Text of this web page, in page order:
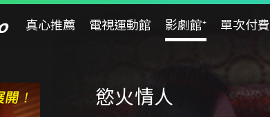
真心推薦 電視運動館 影劇館⁺ 單次付費
慾火情人